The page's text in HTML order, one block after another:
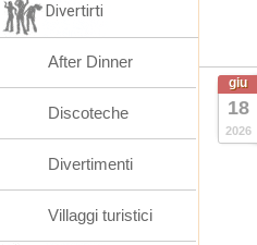
giu
18
2026
Divertirti
After Dinner
Discoteche
Divertimenti
Villaggi turistici